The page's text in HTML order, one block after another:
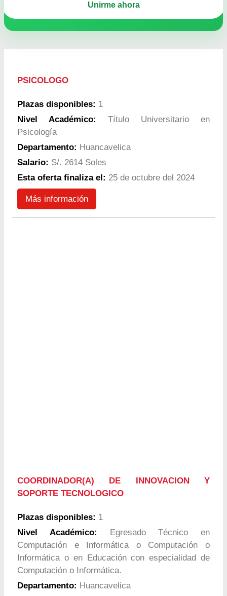
Unirme ahora
PSICOLOGO
Plazas disponibles: 1
Nivel Académico:
Título Universitario en
Psicología
Departamento: Huancavelica
Salario: S/. 2614 Soles
Esta oferta finaliza el: 25 de octubre del 2024
Más información
COORDINADOR(A) DE INNOVACION Y
SOPORTE TECNOLOGICO
Plazas disponibles: 1
Nivel Académico: Egresado Técnico en
Computación e Informática o Computación o
Informática o en Educación con especialidad de
Computación o Informática.
Departamento: Huancavelica